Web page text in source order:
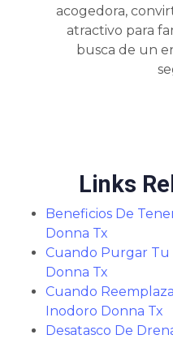
acogedora,
atractivo para
busca de un
Links
Beneficios De
Donna Tx
Cuando Purgar Tu
Donna Tx
Cuando
Inodoro Donna Tx
Desatasco De